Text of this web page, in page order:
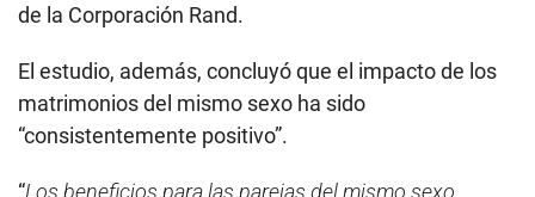
de la Corporación Rand.
El estudio, además, concluyó que el impacto de los
matrimonios del mismo sexo ha sido
“consistentemente positivo”.
“Los beneficios para las parejas del mismo sexo